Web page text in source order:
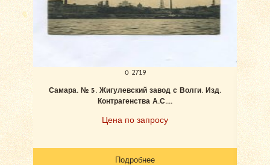
о 2719
Самара. № 5. Жигулевский завод с Волги. Изд.
Контрагенства А.С....
Цена по запросу
Подробнее